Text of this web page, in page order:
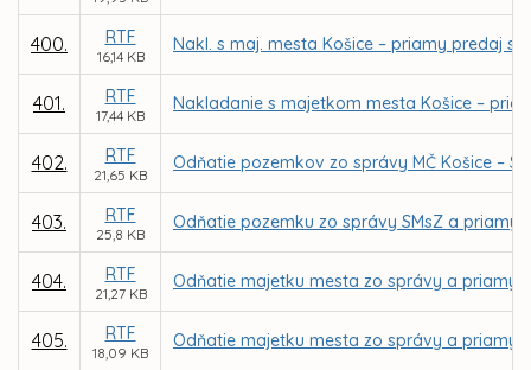
400. RTF
16,14 KB
Nakl. s maj. mesta Košice – priamy predaj
401. RTF
17,44 KB
Nakladanie s majetkom mesta Košice –
402. RTF
21,65 KB
Odňatie pozemkov zo správy MČ Košice –
403. RTF
25,8 KB
Odňatie pozemku zo správy SMsZ a priamy
404. RTF
21,27 KB
Odňatie majetku mesta zo správy a priamy
405. RTF
18,09 KB
Odňatie majetku mesta zo správy a priamy